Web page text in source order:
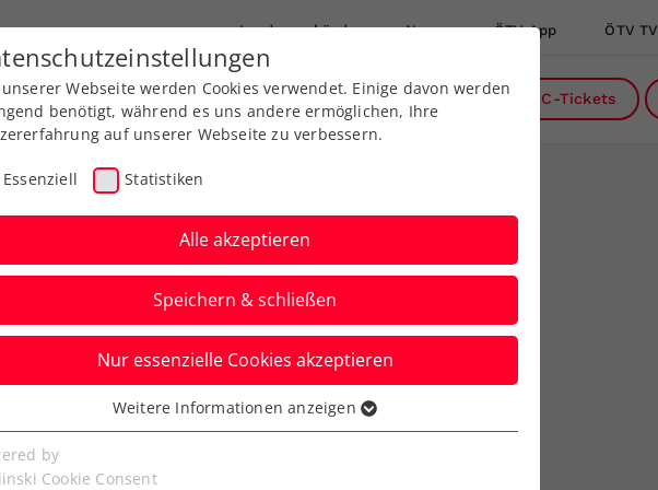
Landesverbände News ÖTV App ÖTV TV
Ausbildung Services Über uns DC-Tickets
OPEN
Ambitionen
Webseite werden Cookies verwendet. Einige davon werden
benötigt, während es uns andere ermöglichen, Ihre
auf unserer Webseite zu verbessern.
Essenziell Statistiken
Alle akzeptieren
Speichern & schließen
Nur essenzielle Cookies akzeptieren
Cookies werden für grundlegende Funktionen der
benötigt. Dadurch ist gewährleistet, dass die Webseite
Weitere Informationen anzeigen
by
Cookie Consent